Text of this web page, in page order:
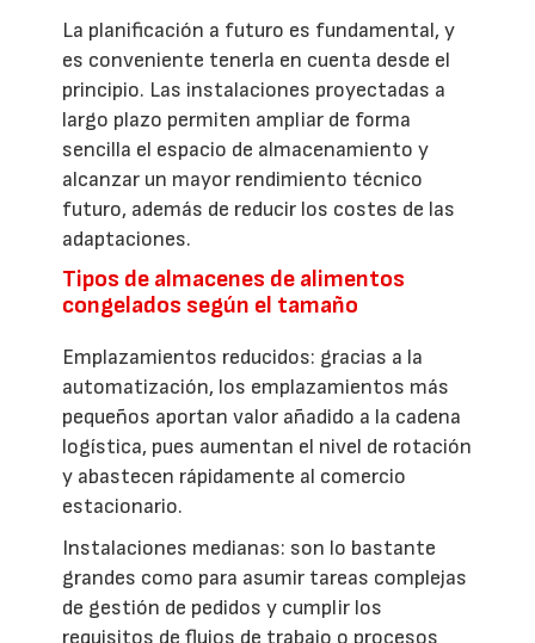
La planificación a futuro es fundamental, y
es conveniente tenerla en cuenta desde el
principio. Las instalaciones proyectadas a
largo plazo permiten ampliar de forma
sencilla el espacio de almacenamiento y
alcanzar un mayor rendimiento técnico
futuro, además de reducir los costes de las
adaptaciones.
Tipos de almacenes de alimentos
congelados según el tamaño
Emplazamientos reducidos: gracias a la
automatización, los emplazamientos más
pequeños aportan valor añadido a la cadena
logística, pues aumentan el nivel de rotación
y abastecen rápidamente al comercio
estacionario.
Instalaciones medianas: son lo bastante
grandes como para asumir tareas complejas
de gestión de pedidos y cumplir los
requisitos de flujos de trabajo o procesos